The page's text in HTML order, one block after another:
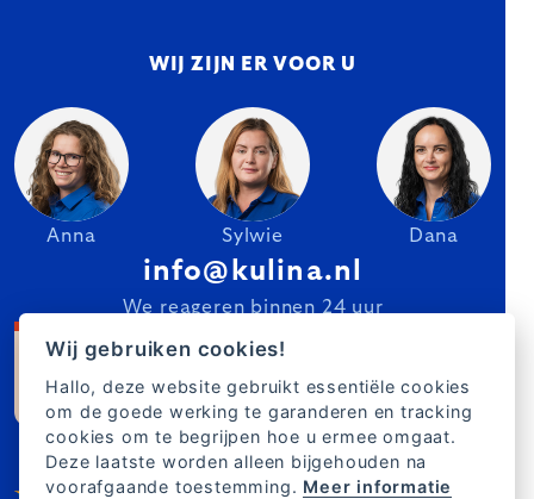
WIJ ZIJN ER VOOR U
Anna Sylwie Dana
info@kulina.nl
We reageren binnen 24 uur
Wij gebruiken cookies!
Hallo, deze website gebruikt essentiële cookies
om de goede werking te garanderen en tracking
cookies om te begrijpen hoe u ermee omgaat.
Deze laatste worden alleen bijgehouden na
voorafgaande toestemming. Meer informatie